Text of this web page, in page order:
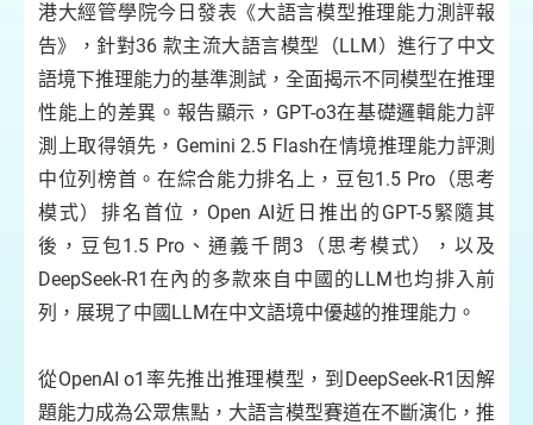
港大經管學院今日發表《大語言模型推理能力測評報
告》，針對36 款主流大語言模型（LLM）進行了中文
語境下推理能力的基準測試，全面揭示不同模型在推理
性能上的差異。報告顯示，GPT-o3在基礎邏輯能力評
測上取得領先，Gemini 2.5 Flash在情境推理能力評測
中位列榜首。在綜合能力排名上，豆包1.5 Pro（思考
模式）排名首位，Open AI近日推出的GPT-5緊隨其
後，豆包1.5 Pro、通義千問3（思考模式），以及
DeepSeek-R1在內的多款來自中國的LLM也均排入前
列，展現了中國LLM在中文語境中優越的推理能力。
從OpenAI o1率先推出推理模型，到DeepSeek-R1因解
題能力成為公眾焦點，大語言模型賽道在不斷演化，推